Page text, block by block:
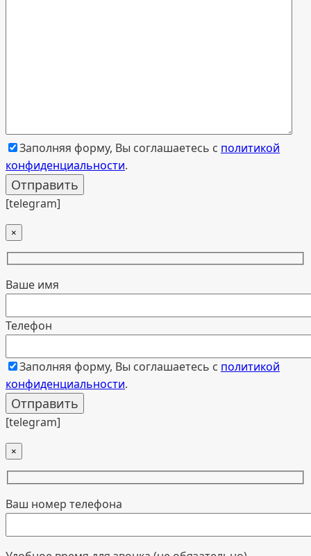
Заполняя форму, Вы соглашаетесь с политикой
конфиденциальности.
[telegram]
×
Ваше имя
Телефон
Заполняя форму, Вы соглашаетесь с политикой
конфиденциальности.
[telegram]
×
Ваш номер телефона